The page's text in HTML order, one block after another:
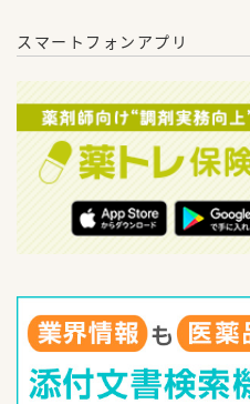
スマートフォンアプリ